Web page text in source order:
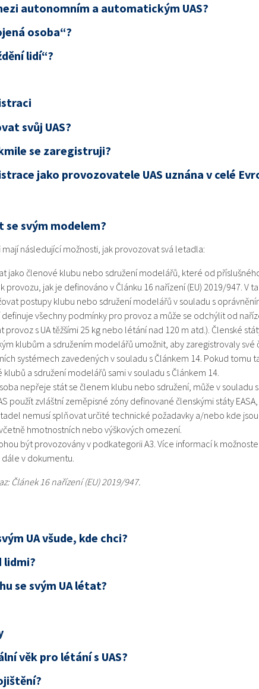
autonomním a automatickým UAS?
osoba“?
lidí“?
svůj UAS?
se zaregistruji?
jako provozovatele UAS uznána v celé
svým modelem?
následující možnosti, jak provozovat svá letadla:
jako členové klubu nebo sdružení modelářů, které od
provozu, jak je definováno v Článku 16 nařízení (EU) 2019/947. V
postupy klubu nebo sdružení modelářů v souladu s
definuje všechny podmínky pro provoz a může se odchýlit od
provoz s UA těžšími 25 kg nebo létání nad 120 m atd.). Členské
klubům a sdružením modelářů umožnit, aby zaregistrovaly své
systémech zavedených v souladu s Článkem 14. Pokud tomu
klubů a sdružení modelářů sami v souladu s Článkem 14.
nepřeje stát se členem klubu nebo sdružení, může v souladu
použít zvláštní zeměpisné zóny definované členskými státy EASA,
nemusí splňovat určité technické požadavky a/nebo kde
hmotnostních nebo výškových omezení.
být provozovány v podkategorii A3. Více informací k
v dokumentu.
Článek 16 nařízení (EU) 2019/947.
UA všude, kde chci?
lidmi?
se svým UA létat?
věk pro létání s UAS?